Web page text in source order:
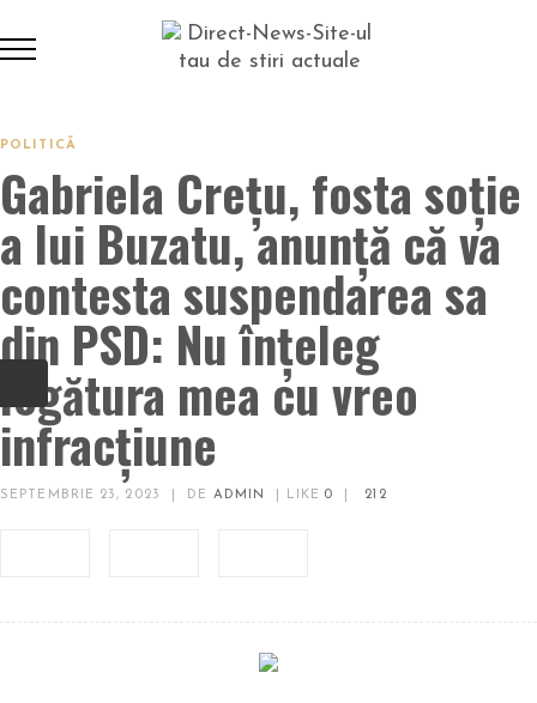
POLITICĂ
Gabriela Crețu, fosta soție
a lui Buzatu, anunță că va
contesta suspendarea sa
din PSD: Nu înțeleg
legătura mea cu vreo
infracțiune
SEPTEMBRIE 23, 2023 DE ADMIN LIKE 0 212